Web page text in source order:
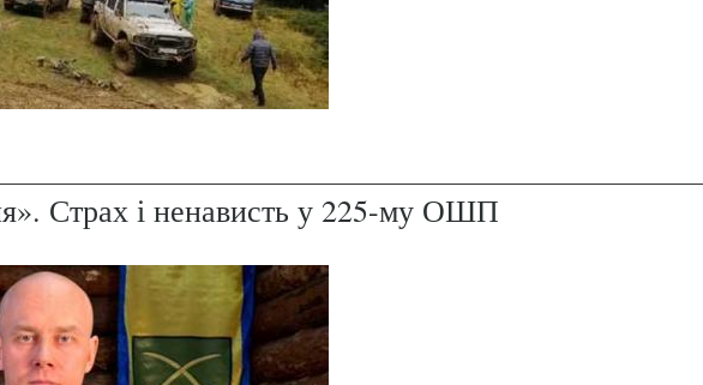
Страх і ненависть у 225-му ОШП